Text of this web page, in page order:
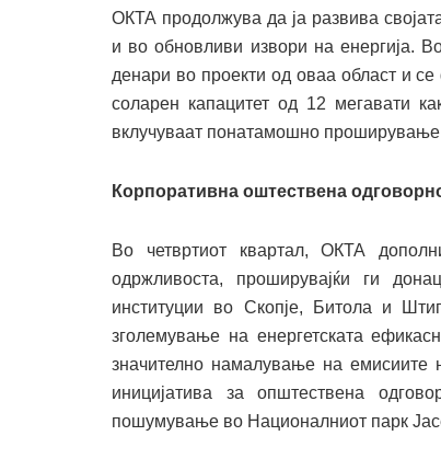
ОКТА продолжува да ја развива
и во обновливи извори на енергија.
денари во проекти од оваа област и
соларен капацитет од 12 мегавати
вклучуваат понатамошно
Корпоративна оштествена
Во четвртиот квартал, ОКТА
одржливоста, проширувајќи ги
институции во Скопје, Битола и
зголемување на енергетската
значително намалување на емисиите
иницијатива за општествена
пошумување во Националниот парк